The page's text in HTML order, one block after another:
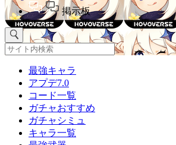
掲示板
最強キャラ
アプデ7.0
コード一覧
ガチャおすすめ
ガチャシミュ
キャラ一覧